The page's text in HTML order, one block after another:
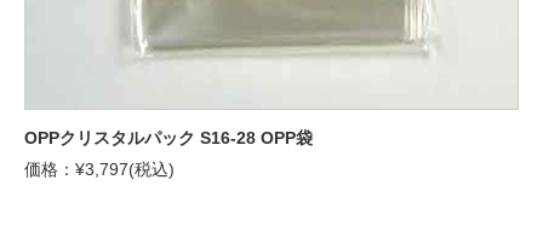
OPPクリスタルパック S16-28 OPP袋
価格：¥3,797(税込)